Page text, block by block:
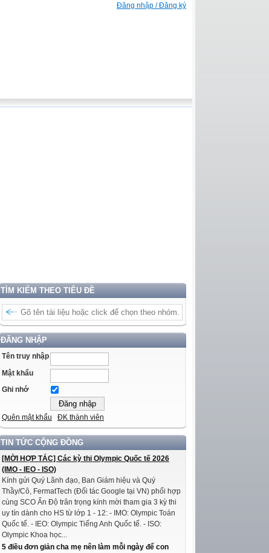
Đăng nhập / Đăng ký
TÌM KIẾM THEO TIÊU ĐỀ
ĐĂNG NHẬP
Tên truy nhập
Mật khẩu
Ghi nhớ
Quên mật khẩu ĐK thành viên
TIN TỨC CỘNG ĐỒNG
[MỜI HỢP TÁC] Các kỳ thi Olympic Quốc tế 2026
(IMO - IEO - ISO)
Kính gửi Quý Lãnh đạo, Ban Giám hiệu và Quý
Thầy/Cô, FermatTech (Đối tác Google tại VN) phối hợp
cùng SCO Ấn Độ trân trọng kính mời tham gia 3 kỳ thi
uy tín dành cho HS từ lớp 1 - 12: - IMO: Olympic Toán
Quốc tế. - IEO: Olympic Tiếng Anh Quốc tế. - ISO:
Olympic Khoa học...
5 điều đơn giản cha mẹ nên làm mỗi ngày để con